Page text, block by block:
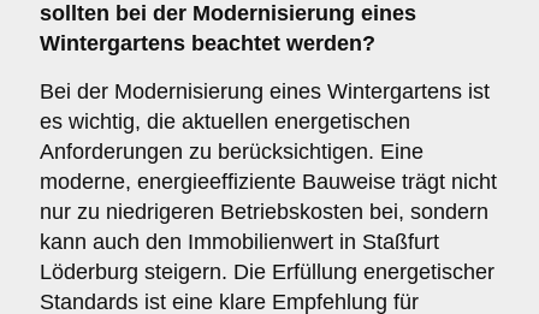
sollten bei der Modernisierung eines
Wintergartens beachtet werden?
Bei der Modernisierung eines Wintergartens ist
es wichtig, die aktuellen energetischen
Anforderungen zu berücksichtigen. Eine
moderne, energieeffiziente Bauweise trägt nicht
nur zu niedrigeren Betriebskosten bei, sondern
kann auch den Immobilienwert in Staßfurt
Löderburg steigern. Die Erfüllung energetischer
Standards ist eine klare Empfehlung für